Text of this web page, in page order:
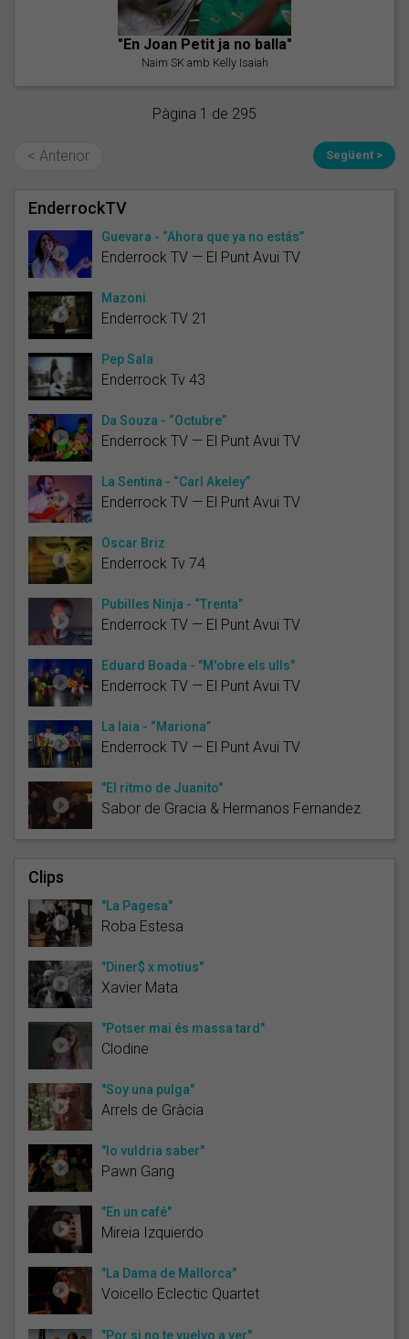
"En Joan Petit ja no balla"
Naim SK amb Kelly Isaiah
Pàgina 1 de 295
< Anterior Següent >
EnderrockTV
Guevara - “Ahora que ya no estás”
Enderrock TV — El Punt Avui TV
Mazoni
Enderrock TV 21
Pep Sala
Enderrock Tv 43
Da Souza - “Octubre”
Enderrock TV — El Punt Avui TV
La Sentina - “Carl Akeley”
Enderrock TV — El Punt Avui TV
Òscar Briz
Enderrock Tv 74
Pubilles Ninja - “Trenta”
Enderrock TV — El Punt Avui TV
Eduard Boada - "M'obre els ulls"
Enderrock TV — El Punt Avui TV
La Iaia - “Mariona”
Enderrock TV — El Punt Avui TV
"El ritmo de Juanito"
Sabor de Gracia & Hermanos Fernandez
Clips
"La Pagesa"
Roba Estesa
"Diner$ x motius"
Xavier Mata
"Potser mai és massa tard"
Clodine
"Soy una pulga"
Arrels de Gràcia
"Io vuldria saber"
Pawn Gang
"En un café"
Mireia Izquierdo
"La Dama de Mallorca"
Voicello Eclectic Quartet
"Por si no te vuelvo a ver"